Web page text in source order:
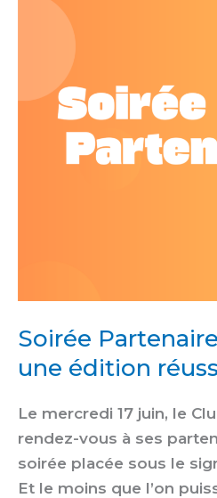
Soirée
une édition
Le mercredi 17 juin, le
rendez-vous à ses
soirée placée sous le
Et le moins que l’on
Retour
édition
réussie